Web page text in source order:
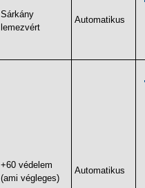
Sárkány
lemezvért
Automatikus
+60 védelem
(ami végleges)
Automatikus